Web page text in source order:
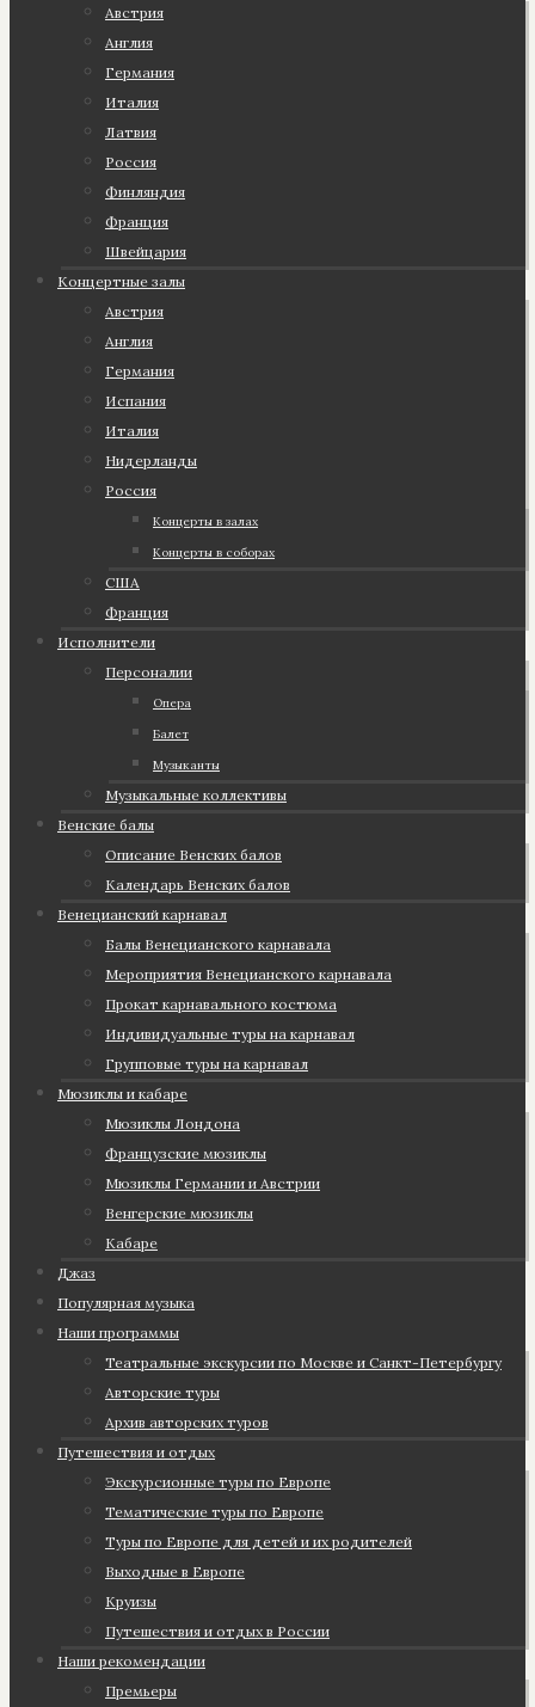
Австрия
Англия
Германия
Италия
Латвия
Россия
Финляндия
Франция
Швейцария
Концертные залы
Австрия
Англия
Германия
Испания
Италия
Нидерланды
Россия
Концерты в залах
Концерты в соборах
США
Франция
Исполнители
Персоналии
Опера
Балет
Музыканты
Музыкальные коллективы
Венские балы
Описание Венских балов
Календарь Венских балов
Венецианский карнавал
Балы Венецианского карнавала
Мероприятия Венецианского карнавала
Прокат карнавального костюма
Индивидуальные туры на карнавал
Групповые туры на карнавал
Мюзиклы и кабаре
Мюзиклы Лондона
Французские мюзиклы
Мюзиклы Германии и Австрии
Венгерские мюзиклы
Кабаре
Джаз
Популярная музыка
Наши программы
Театральные экскурсии по Москве и Санкт-Петербургу
Авторские туры
Архив авторских туров
Путешествия и отдых
Экскурсионные туры по Европе
Тематические туры по Европе
Туры по Европе для детей и их родителей
Выходные в Европе
Круизы
Путешествия и отдых в России
Наши рекомендации
Премьеры